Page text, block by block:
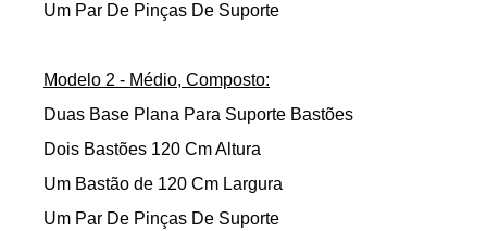
Um Par De Pinças De Suporte
Modelo 2 - Médio, Composto:
Duas Base Plana Para Suporte Bastões
Dois Bastões 120 Cm Altura
Um Bastão de 120 Cm Largura
Um Par De Pinças De Suporte